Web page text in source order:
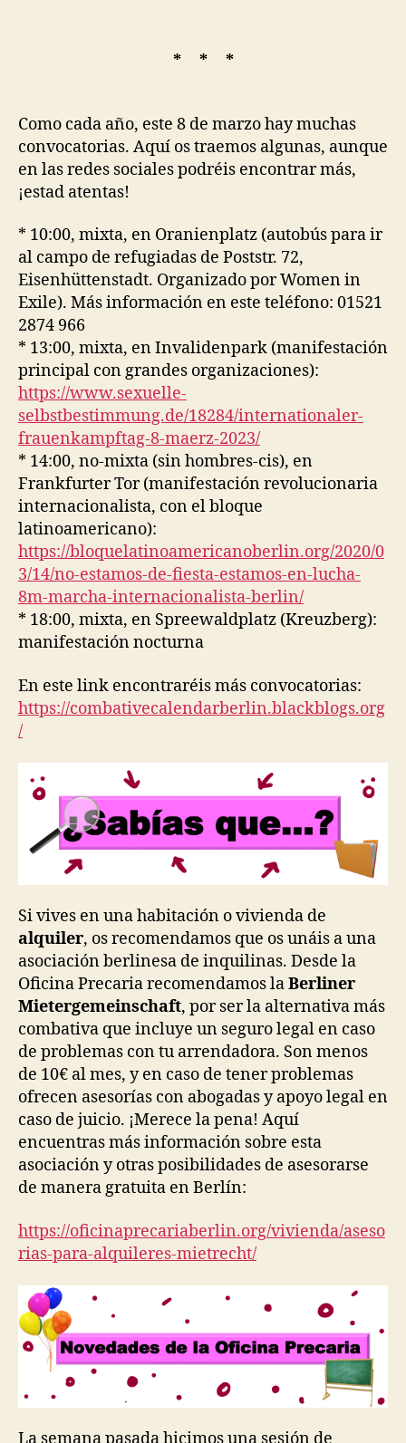
* * *
Como cada año, este 8 de marzo hay muchas
convocatorias. Aquí os traemos algunas, aunque
en las redes sociales podréis encontrar más,
¡estad atentas!
* 10:00, mixta, en Oranienplatz (autobús para ir
al campo de refugiadas de Poststr. 72,
Eisenhüttenstadt. Organizado por Women in
Exile). Más información en este teléfono: 01521
2874 966
* 13:00, mixta, en Invalidenpark (manifestación
principal con grandes organizaciones):
https://www.sexuelle-
selbstbestimmung.de/18284/internationaler-
frauenkampftag-8-maerz-2023/
* 14:00, no-mixta (sin hombres-cis), en
Frankfurter Tor (manifestación revolucionaria
internacionalista, con el bloque
latinoamericano):
https://bloquelatinoamericanoberlin.org/2020/0
3/14/no-estamos-de-fiesta-estamos-en-lucha-
8m-marcha-internacionalista-berlin/
* 18:00, mixta, en Spreewaldplatz (Kreuzberg):
manifestación nocturna
En este link encontraréis más convocatorias:
https://combativecalendarberlin.blackblogs.org
/
Si vives en una habitación o vivienda de
alquiler, os recomendamos que os unáis a una
asociación berlinesa de inquilinas. Desde la
Oficina Precaria recomendamos laBerliner
Mietergemeinschaft, por ser la alternativa más
combativa que incluye un seguro legal en caso
de problemas con tu arrendadora. Son menos
de 10€ al mes, y en caso de tener problemas
ofrecen asesorías con abogadas y apoyo legal en
caso de juicio. ¡Merece la pena! Aquí
encuentras más información sobre esta
asociación y otras posibilidades de asesorarse
de manera gratuita en Berlín:
https://oficinaprecariaberlin.org/vivienda/aseso
rias-para-alquileres-mietrecht/